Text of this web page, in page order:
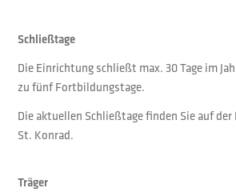
Schließtage
Die Einrichtung schließt max. 30 Tage im
zu fünf Fortbildungstage.
Die aktuellen Schließtage finden Sie auf der
St. Konrad.
Träger